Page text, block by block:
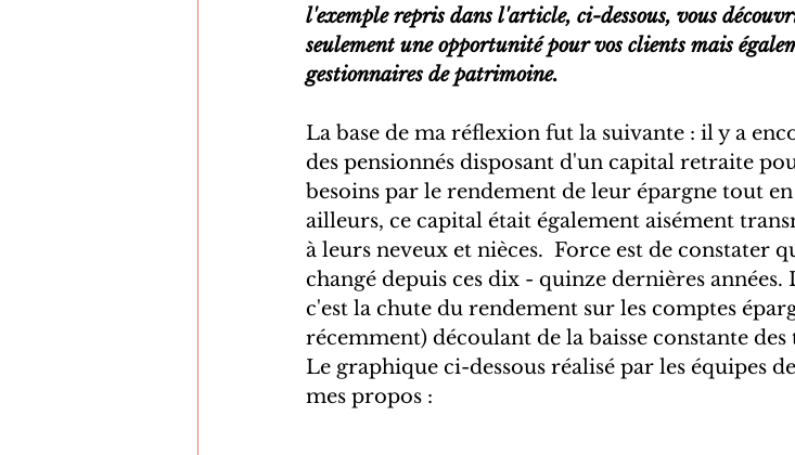
l'exemple repris dans l'article, ci-dessous, vous
seulement une opportunité pour vos clients mais
gestionnaires de patrimoine.
La base de ma réflexion fut la suivante : il y a
des pensionnés disposant d'un capital retraite
besoins par le rendement de leur épargne tout
ailleurs, ce capital était également aisément
à leurs neveux et nièces.  Force est de constater
changé depuis ces dix - quinze dernières années.
c'est la chute du rendement sur les comptes
récemment) découlant de la baisse constante
Le graphique ci-dessous réalisé par les équipes
mes propos :